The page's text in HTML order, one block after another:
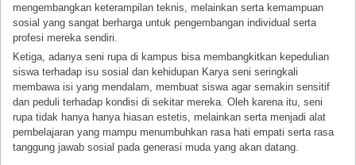
mengembangkan keterampilan teknis, melainkan serta kemampuan
sosial yang sangat berharga untuk pengembangan individual serta
profesi mereka sendiri.
Ketiga, adanya seni rupa di kampus bisa membangkitkan kepedulian
siswa terhadap isu sosial dan kehidupan Karya seni seringkali
membawa isi yang mendalam, membuat siswa agar semakin sensitif
dan peduli terhadap kondisi di sekitar mereka. Oleh karena itu, seni
rupa tidak hanya hanya hiasan estetis, melainkan serta menjadi alat
pembelajaran yang mampu menumbuhkan rasa hati empati serta rasa
tanggung jawab sosial pada generasi muda yang akan datang.